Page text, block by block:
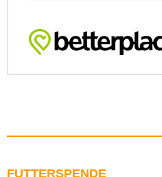
FUTTERSPENDE